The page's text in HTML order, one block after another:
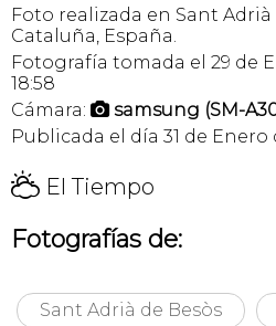
Foto realizada en Sant Adrià
Cataluña, España.
Fotografía tomada el 29 de
18:58
Cámara:  samsung (SM-
Publicada el día 31 de Enero
H El Tiempo
Fotografías de:
Sant Adrià de Besòs